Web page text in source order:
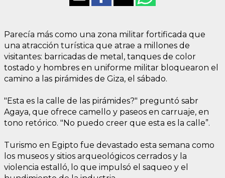
Parecía más como una zona militar fortificada que
una atracción turística que atrae a millones de
visitantes: barricadas de metal, tanques de color
tostado y hombres en uniforme militar bloquearon el
camino a las pirámides de Giza, el sábado.
"Esta es la calle de las pirámides?" preguntó sabr
Agaya, que ofrece camello y paseos en carruaje, en
tono retórico. "No puedo creer que esta es la calle”.
Turismo en Egipto fue devastado esta semana como
los museos y sitios arqueológicos cerrados y la
violencia estalló, lo que impulsó el saqueo y el